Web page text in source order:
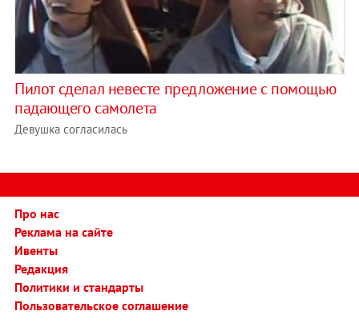
Пилот сделал невесте предложение с помощью
падающего самолета
Девушка согласилась
Про нас
Реклама на сайте
Ивенты
Редакция
Политики и стандарты
Пользовательское соглашение